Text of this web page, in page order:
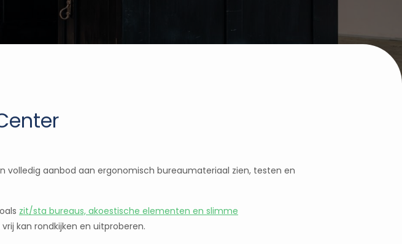
volledig aanbod aan ergonomisch bureaumateriaal zien, testen en
zit/sta bureaus, akoestische elementen en slimme
kan rondkijken en uitproberen.